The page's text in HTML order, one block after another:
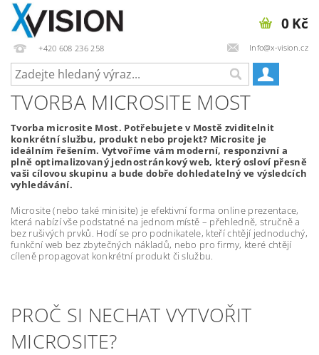
+420 608 236 258 Info@x-vision.cz
0 Kč
TVORBA MICROSITE MOST
Tvorba microsite Most. Potřebujete v Mostě zviditelnit
konkrétní službu, produkt nebo projekt? Microsite je
ideálním řešením. Vytvoříme vám moderní, responzivní a
plně optimalizovaný jednostránkový web, který osloví přesně
vaši cílovou skupinu a bude dobře dohledatelný ve výsledcích
vyhledávání.
Microsite (nebo také minisite) je efektivní forma online prezentace,
která nabízí vše podstatné na jednom místě – přehledně, stručně a
bez rušivých prvků. Hodí se pro podnikatele, kteří chtějí jednoduchý,
funkční web bez zbytečných nákladů, nebo pro firmy, které chtějí
cíleně propagovat konkrétní produkt či službu.
PROČ SI NECHAT VYTVOŘIT
MICROSITE?